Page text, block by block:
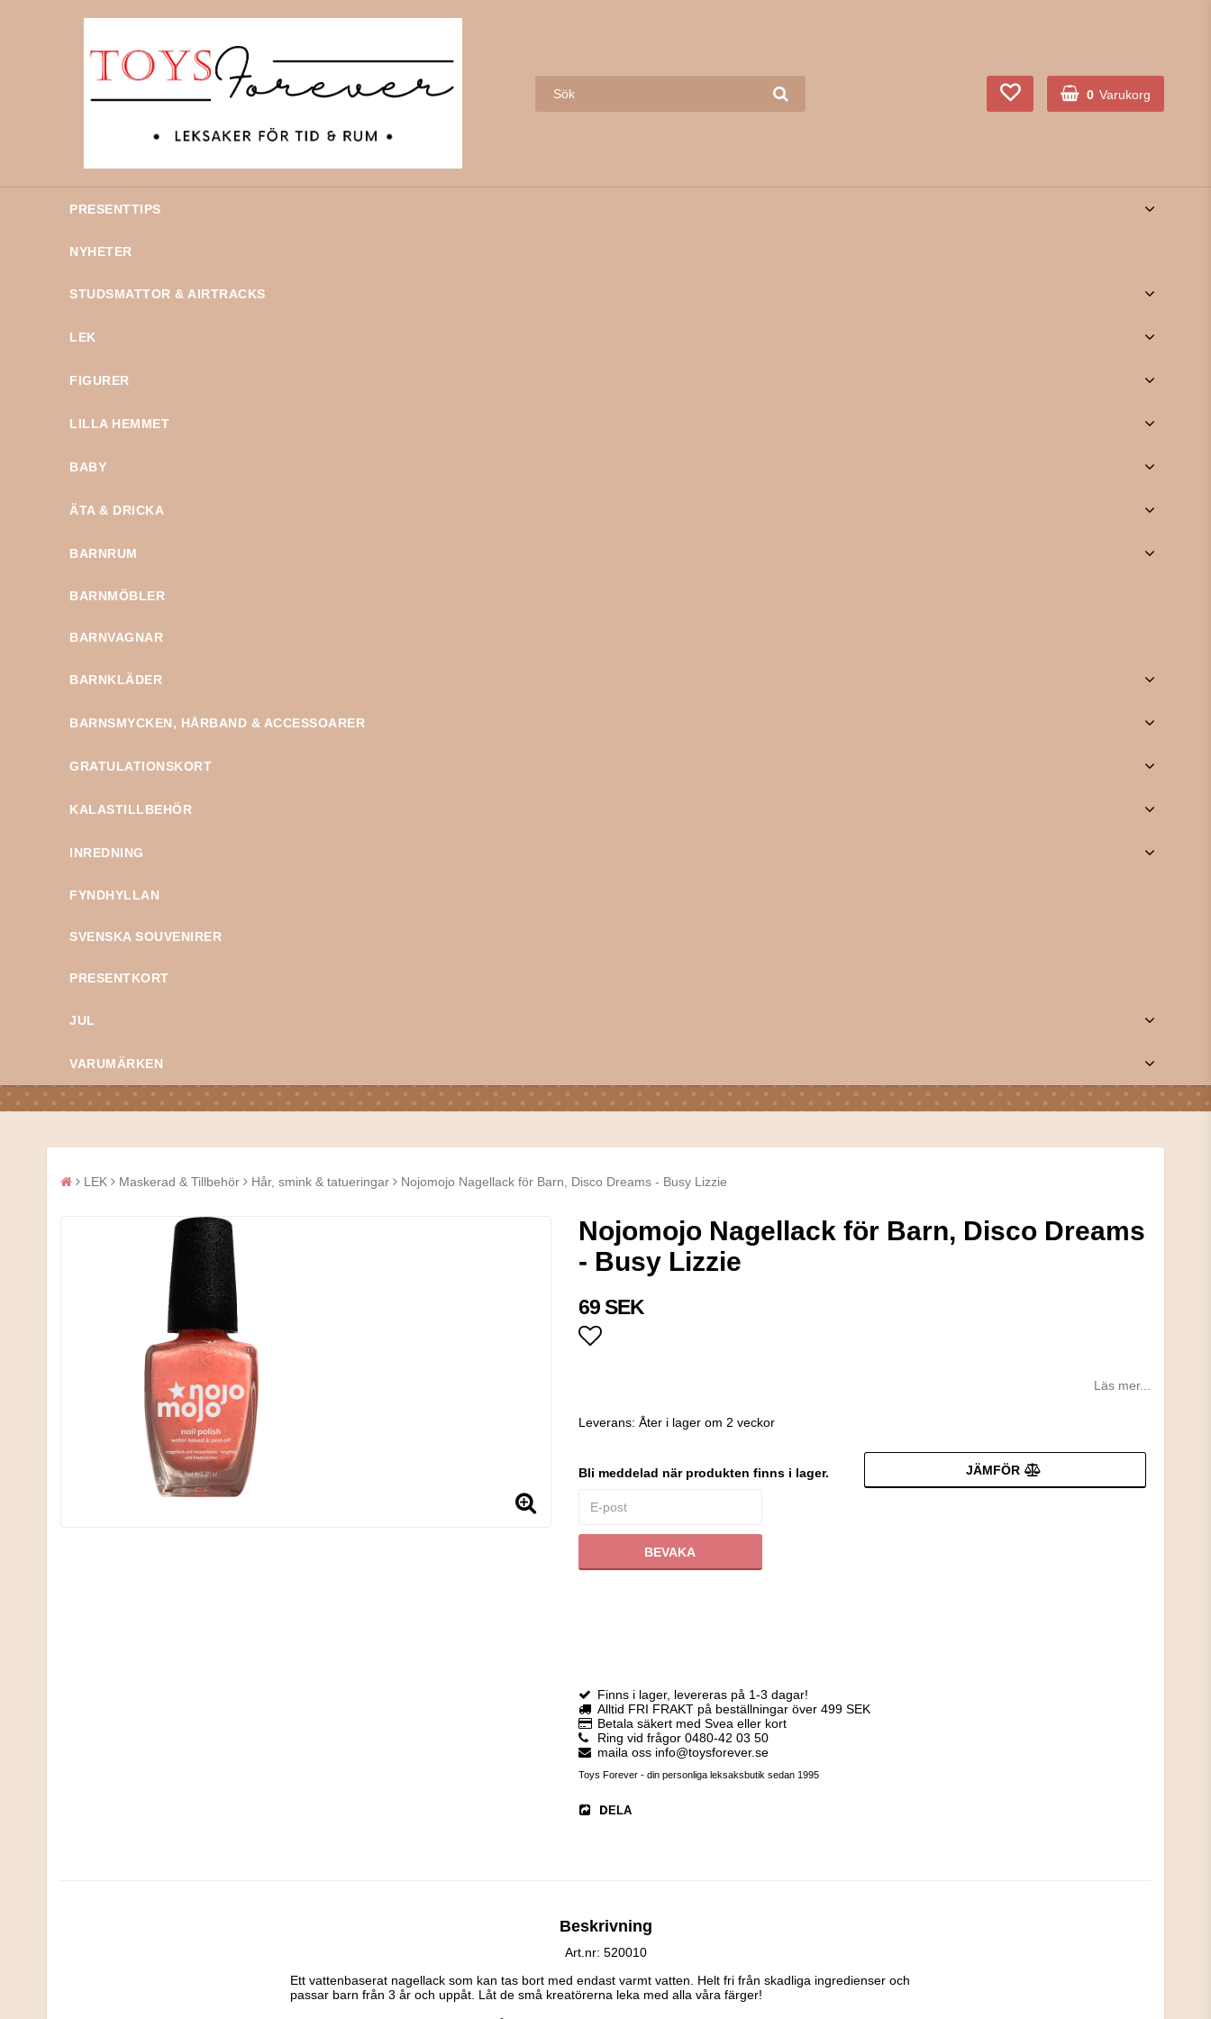
0 Varukorg
PRESENTTIPS
NYHETER
STUDSMATTOR & AIRTRACKS
LEK
FIGURER
LILLA HEMMET
BABY
ÄTA & DRICKA
BARNRUM
BARNMÖBLER
BARNVAGNAR
BARNKLÄDER
BARNSMYCKEN, HÅRBAND & ACCESSOARER
GRATULATIONSKORT
KALASTILLBEHÖR
INREDNING
FYNDHYLLAN
SVENSKA SOUVENIRER
PRESENTKORT
JUL
VARUMÄRKEN
LEK Maskerad & Tillbehör Hår, smink & tatueringar Nojomojo Nagellack för Barn, Disco Dreams - Busy Lizzie
Nojomojo Nagellack för Barn, Disco Dreams
- Busy Lizzie
69 SEK
Läs mer...
Leverans: Åter i lager om 2 veckor
Bli meddelad när produkten finns i lager.
BEVAKA
JÄMFÖR
Finns i lager, levereras på 1-3 dagar!
Alltid FRI FRAKT på beställningar över 499 SEK
Betala säkert med Svea eller kort
Ring vid frågor 0480-42 03 50
maila oss info@toysforever.se
Toys Forever - din personliga leksaksbutik sedan 1995
DELA
Beskrivning
Art.nr: 520010
Ett vattenbaserat nagellack som kan tas bort med endast varmt vatten. Helt fri från skadliga ingredienser och
passar barn från 3 år och uppåt. Låt de små kreatörerna leka med alla våra färger!